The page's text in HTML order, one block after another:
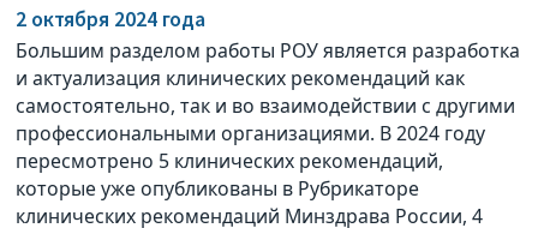
2 октября 2024 года
Большим разделом работы РОУ является разработка
и актуализация клинических рекомендаций как
самостоятельно, так и во взаимодействии с другими
профессиональными организациями. В 2024 году
пересмотрено 5 клинических рекомендаций,
которые уже опубликованы в Рубрикаторе
клинических рекомендаций Минздрава России, 4